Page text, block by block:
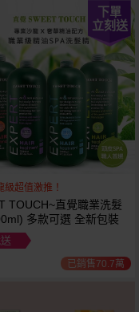
下單
立刻送
級超值激推！
TOUCH~直覺職業洗髮
多款可選 全新包裝
已銷售70.7萬